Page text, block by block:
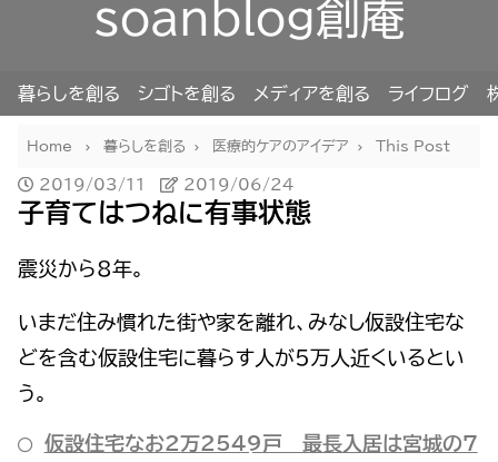
soanblog創庵
暮らしを創る シゴトを創る メディアを創る ライフログ
Home 暮らしを創る 医療的ケアのアイデア This Post
2019/03/11 2019/06/24
子育てはつねに有事状態
震災から8年。
いまだ住み慣れた街や家を離れ、みなし仮設住宅な
どを含む仮設住宅に暮らす人が5万人近くいるとい
う。
仮設住宅なお2万2549戸 最長入居は宮城の7